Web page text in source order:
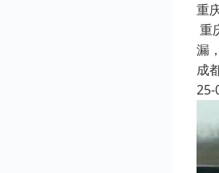
重
重
漏
成
25-